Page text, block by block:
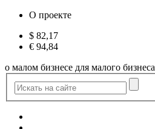
О проекте
$ 82,17
€ 94,84
о малом бизнесе для малого бизнеса